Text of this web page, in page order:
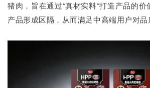
猪肉，旨在通过“真材实料”打造产品的
产品形成区隔，从而满足中高端用户对品